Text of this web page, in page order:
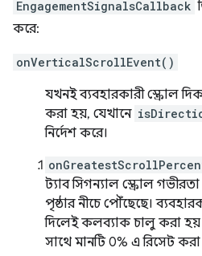
EngagementSignalsCallback
করে:
onVerticalScrollEvent()
যখনই ব্যবহারকারী স্ক্রোল
করা হয়, যেখানে
নির্দেশ করে।
ট্যাব সিগন্যাল স্ক্রোল
পৃষ্ঠার নীচে পৌঁছেছে।
দিলেই কলব্যাক চালু করা
সাথে মানটি 0% এ রিসেট করা